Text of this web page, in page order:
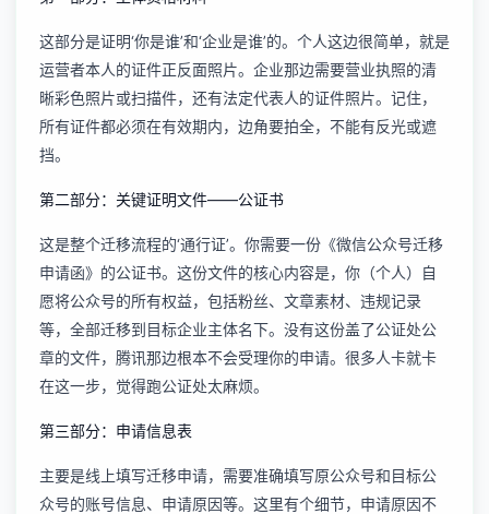
这部分是证明‘你是谁’和‘企业是谁’的。个人这边很简单，就是
运营者本人的证件正反面照片。企业那边需要营业执照的清
晰彩色照片或扫描件，还有法定代表人的证件照片。记住，
所有证件都必须在有效期内，边角要拍全，不能有反光或遮
挡。
第二部分：关键证明文件——公证书
这是整个迁移流程的‘通行证’。你需要一份《微信公众号迁移
申请函》的公证书。这份文件的核心内容是，你（个人）自
愿将公众号的所有权益，包括粉丝、文章素材、违规记录
等，全部迁移到目标企业主体名下。没有这份盖了公证处公
章的文件，腾讯那边根本不会受理你的申请。很多人卡就卡
在这一步，觉得跑公证处太麻烦。
第三部分：申请信息表
主要是线上填写迁移申请，需要准确填写原公众号和目标公
众号的账号信息、申请原因等。这里有个细节，申请原因不